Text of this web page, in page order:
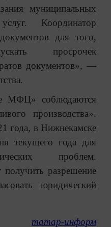
муниципальных
Координатор
для того,
просрочек
документов», —
МФЦ» соблюдаются
производства».
года, в Нижнекамске
текущего года для
проблем.
разрешение
юридический
татар-информ